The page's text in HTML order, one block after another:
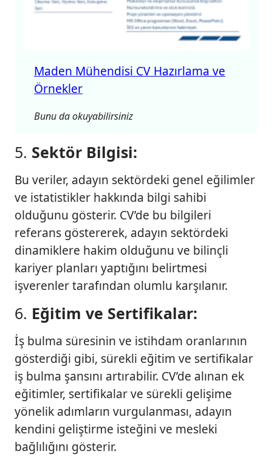
Maden Mühendisi CV Hazırlama ve
Örnekler
Bunu da okuyabilirsiniz
5. Sektör Bilgisi:
Bu veriler, adayın sektördeki genel eğilimler
ve istatistikler hakkında bilgi sahibi
olduğunu gösterir. CV’de bu bilgileri
referans göstererek, adayın sektördeki
dinamiklere hakim olduğunu ve bilinçli
kariyer planları yaptığını belirtmesi
işverenler tarafından olumlu karşılanır.
6. Eğitim ve Sertifikalar:
İş bulma süresinin ve istihdam oranlarının
gösterdiği gibi, sürekli eğitim ve sertifikalar
iş bulma şansını artırabilir. CV’de alınan ek
eğitimler, sertifikalar ve sürekli gelişime
yönelik adımların vurgulanması, adayın
kendini geliştirme isteğini ve mesleki
bağlılığını gösterir.